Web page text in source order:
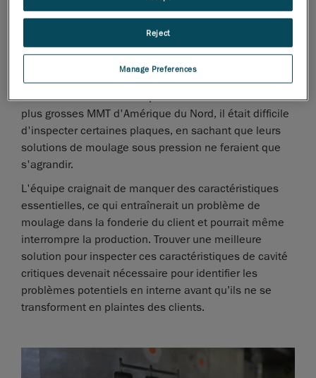
trouvait entre ces points de mesure individuels. La
longueur du palpeur et la taille du rubis empêchaient
également d'accéder aux nervures profondes et aux
zones le long des broches à âme longue.
Il manquait souvent des détails dans les inspections
visuelles des cavités complexes. Même avec l'une des
plus grosses MMT d'Amérique du Nord, il était difficile
d'inspecter certaines plaques, en sachant que leurs
solutions de moulage sous pression ne feraient que
s'agrandir.
L'équipe craignait de manquer des caractéristiques
essentielles, ce qui entraînerait un problème de
moulage dans la fonderie du client et pourrait même
interrompre la production. Trouver une meilleure
solution pour inspecter ces caractéristiques de cavité
critiques devenait nécessaire pour identifier les
problèmes potentiels en interne avant qu’ils ne se
transforment en plaintes des clients.
Manage Preferences
Reject